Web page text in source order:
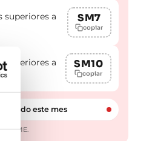
superiores a
SM7
copiar
superiores a
SM10
copiar
usado este mes
GME.